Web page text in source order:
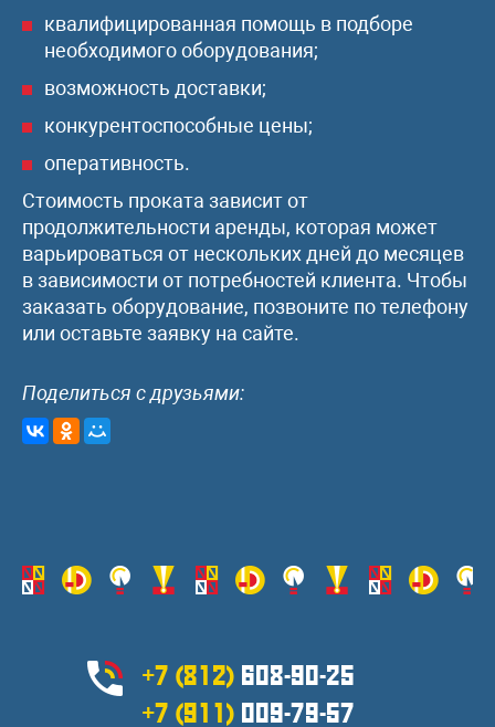
квалифицированная помощь в подборе
необходимого оборудования;
возможность доставки;
конкурентоспособные цены;
оперативность.
Стоимость проката зависит от
продолжительности аренды, которая может
варьироваться от нескольких дней до месяцев
в зависимости от потребностей клиента. Чтобы
заказать оборудование, позвоните по телефону
или оставьте заявку на сайте.
Поделиться с друзьями:
+7 (812) 608-90-25
+7 (911) 009-79-57